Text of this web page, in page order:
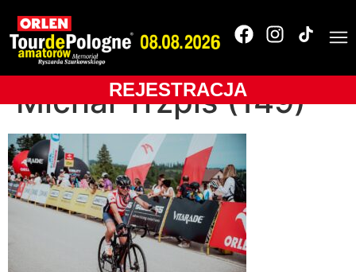
REJESTRACJA
OLTR-2025-
BUKOVINA Resort-
Michał Trzpis (149)